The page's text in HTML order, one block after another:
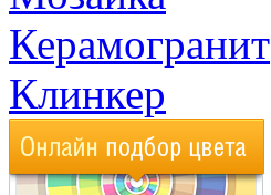
Керамогранит
Клинкер